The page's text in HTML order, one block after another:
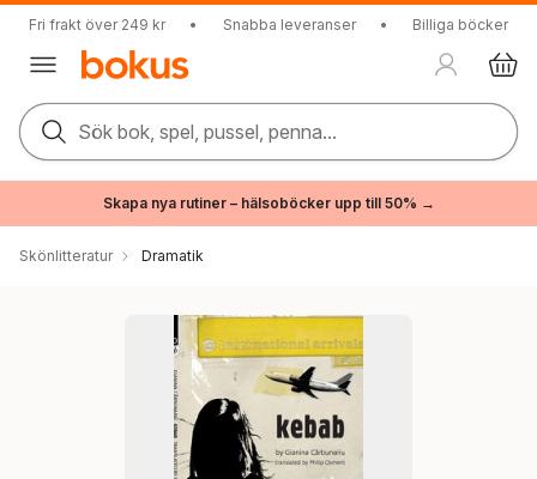
Fri frakt över 249 kr • Snabba leveranser • Billiga böcker
Sök bok, spel, pussel, penna...
Skapa nya rutiner – hälsoböcker upp till 50% →
Skönlitteratur Dramatik